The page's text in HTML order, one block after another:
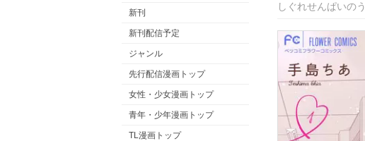
新刊
新刊配信予定
ジャンル
先行配信漫画トップ
女性・少女漫画トップ
青年・少年漫画トップ
TL漫画トップ
しぐれせんぱいの